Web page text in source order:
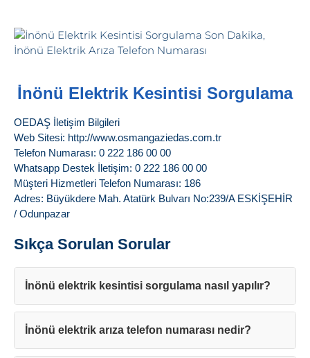
İnönü Elektrik Kesintisi Sorgulama
OEDAŞ İletişim Bilgileri
Web Sitesi: http://www.osmangaziedas.com.tr
Telefon Numarası: 0 222 186 00 00
Whatsapp Destek İletişim: 0 222 186 00 00
Müşteri Hizmetleri Telefon Numarası: 186
Adres: Büyükdere Mah. Atatürk Bulvarı No:239/A ESKİŞEHİR
/ Odunpazar
Sıkça Sorulan Sorular
İnönü elektrik kesintisi sorgulama nasıl yapılır?
İnönü elektrik arıza telefon numarası nedir?